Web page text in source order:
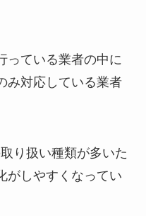
っている業者の中に
み対応している業者
り扱い種類が多いた
がしやすくなってい